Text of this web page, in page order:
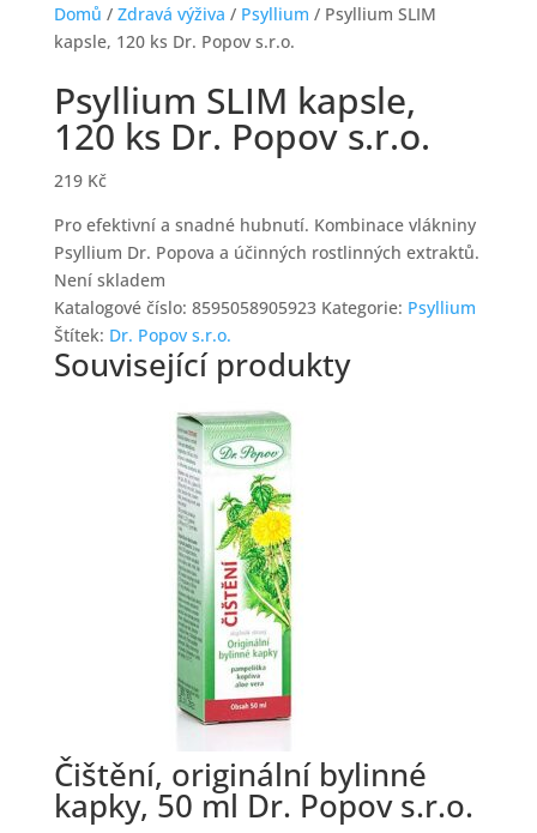
Domů / Zdravá výživa / Psyllium / Psyllium SLIM
kapsle, 120 ks Dr. Popov s.r.o.
Psyllium SLIM kapsle,
120 ks Dr. Popov s.r.o.
219 Kč
Pro efektivní a snadné hubnutí. Kombinace vlákniny
Psyllium Dr. Popova a účinných rostlinných extraktů.
Není skladem
Katalogové číslo: 8595058905923 Kategorie: Psyllium
Štítek: Dr. Popov s.r.o.
Související produkty
Čištění, originální bylinné
kapky, 50 ml Dr. Popov s.r.o.